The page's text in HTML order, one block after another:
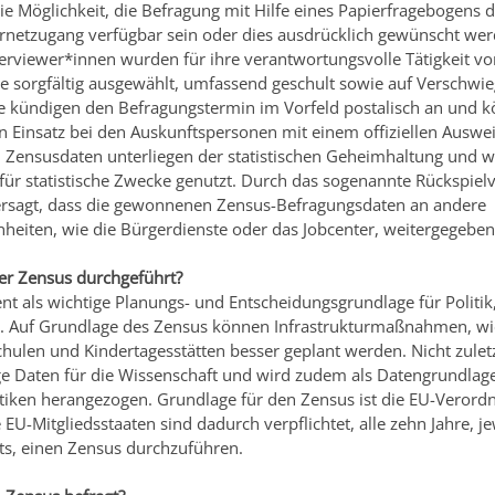
Möglichkeit, die Befragung mit Hilfe eines Papierfragebogens
verfügbar sein oder dies ausdrücklich gewünscht
wurden für ihre verantwortungsvolle Tätigkeit
sorgfältig ausgewählt, umfassend geschult sowie auf
kündigen den Befragungstermin im Vorfeld postalisch an und
Einsatz bei den Auskunftspersonen mit einem offiziellen
unterliegen der statistischen Geheimhaltung und
statistische Zwecke genutzt. Durch das sogenannte
dass die gewonnenen Zensus-Befragungsdaten an andere
wie die Bürgerdienste oder das Jobcenter,
Zensus durchgeführt?
als wichtige Planungs- und Entscheidungsgrundlage für
Auf Grundlage des Zensus können Infrastrukturmaßnahmen,
und Kindertagesstätten besser geplant werden. Nicht
Daten für die Wissenschaft und wird zudem als
herangezogen. Grundlage für den Zensus ist die EU-
Mitgliedsstaaten sind dadurch verpflichtet, alle zehn Jahre,
einen Zensus durchzuführen.